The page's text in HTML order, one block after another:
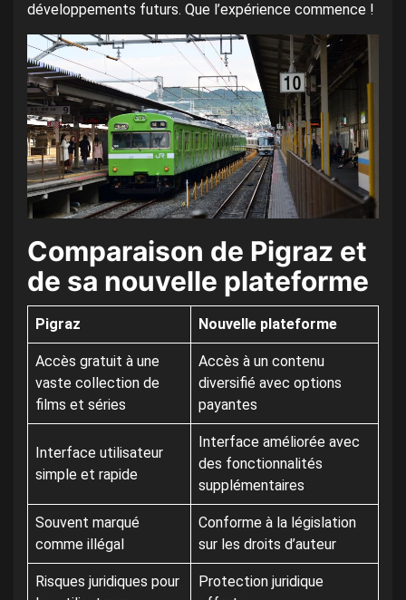
développements futurs. Que l’expérience commence !
Comparaison de Pigraz et
de sa nouvelle plateforme
Pigraz Nouvelle plateforme
Accès gratuit à une
vaste collection de
films et séries
Accès à un contenu
diversifié avec options
payantes
Interface utilisateur
simple et rapide
Interface améliorée avec
des fonctionnalités
supplémentaires
Souvent marqué
comme illégal
Conforme à la législation
sur les droits d’auteur
Risques juridiques pour
Protection juridique